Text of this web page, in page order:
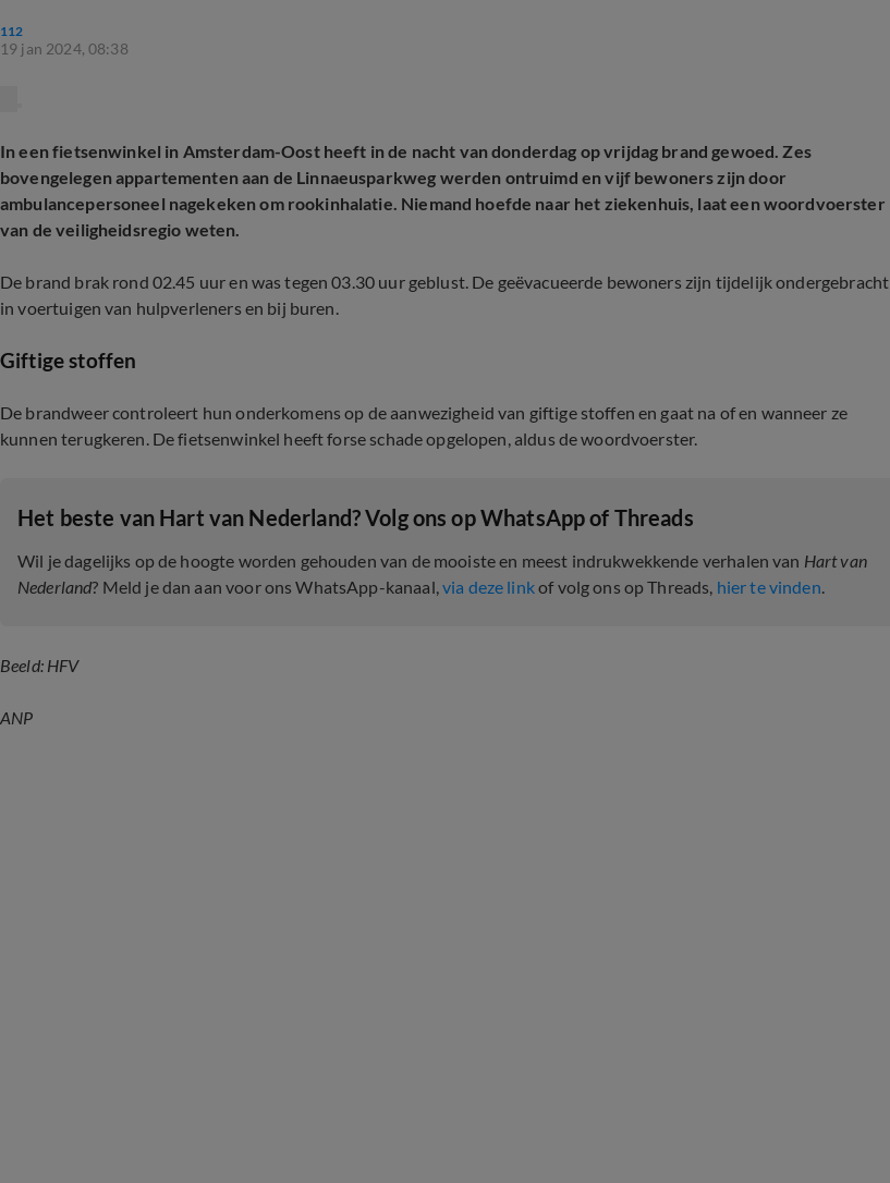
112
19 jan 2024, 08:38
In een fietsenwinkel in Amsterdam-Oost heeft in de nacht van donderdag op vrijdag brand gewoed. Zes
bovengelegen appartementen aan de Linnaeusparkweg werden ontruimd en vijf bewoners zijn door
ambulancepersoneel nagekeken om rookinhalatie. Niemand hoefde naar het ziekenhuis, laat een woordvoerster
van de veiligheidsregio weten.
De brand brak rond 02.45 uur en was tegen 03.30 uur geblust. De geëvacueerde bewoners zijn tijdelijk ondergebracht
in voertuigen van hulpverleners en bij buren.
Giftige stoffen
De brandweer controleert hun onderkomens op de aanwezigheid van giftige stoffen en gaat na of en wanneer ze
kunnen terugkeren. De fietsenwinkel heeft forse schade opgelopen, aldus de woordvoerster.
Het beste van Hart van Nederland? Volg ons op WhatsApp of Threads
Wil je dagelijks op de hoogte worden gehouden van de mooiste en meest indrukwekkende verhalen van Hart van
Nederland? Meld je dan aan voor ons WhatsApp-kanaal,via deze linkof volg ons op Threads, hier te vinden.
Beeld: HFV
ANP